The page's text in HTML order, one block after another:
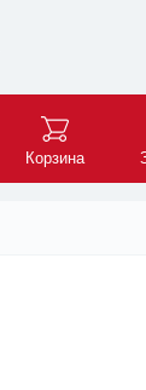
Корзина